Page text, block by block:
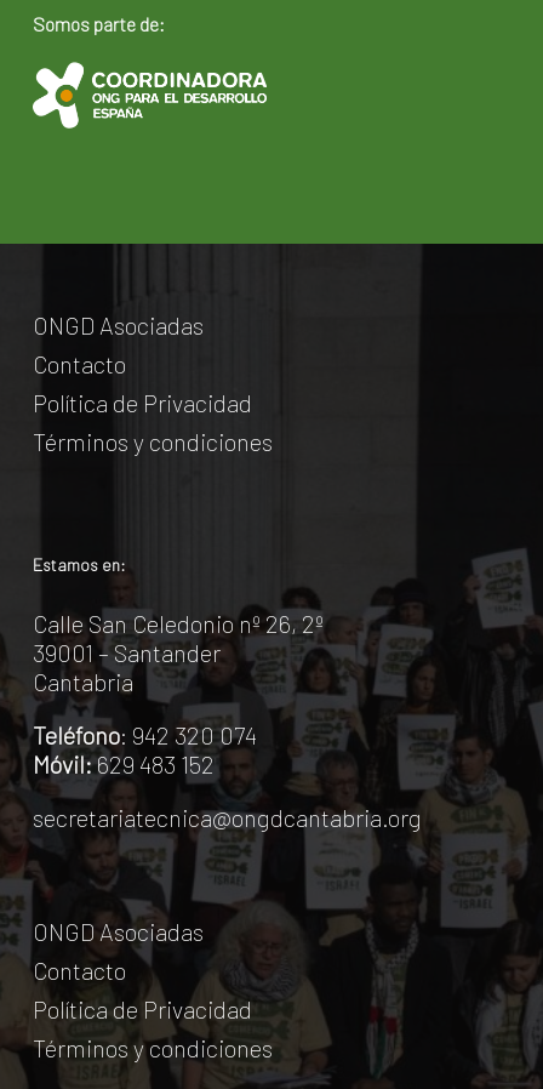
Somos parte de:
ONGD Asociadas
Contacto
Política de Privacidad
Términos y condiciones
Estamos en:
Calle San Celedonio nº 26, 2º
39001 – Santander
Cantabria
Teléfono: 942 320 074
Móvil:629 483 152
secretariatecnica@ongdcantabria.org
ONGD Asociadas
Contacto
Política de Privacidad
Términos y condiciones